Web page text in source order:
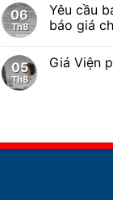
06
Th8
Yêu cầu
báo giá
05
Th8
Giá Viện